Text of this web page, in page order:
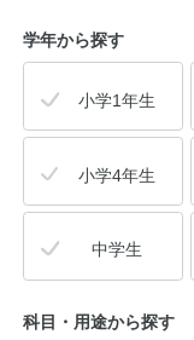
学年から探す
小学1年生
小学4年生
中学生
科目・用途から探す